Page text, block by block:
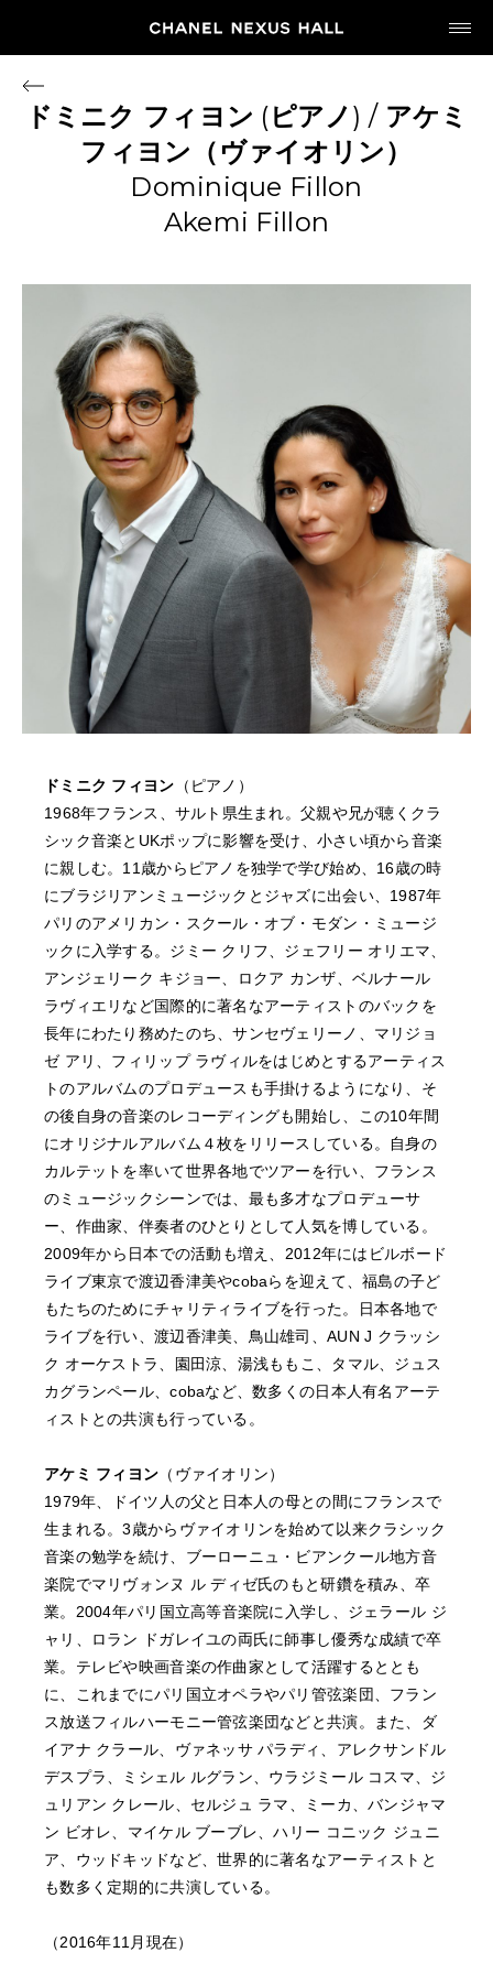
MY CHANEL NEXUS
PROGRAM
ARCHIVE
NEWS
FEATURED
ABOUT US
ドミニク フィヨン (ピアノ) / アケミ
フィヨン（ヴァイオリン）
Dominique Fillon
Akemi Fillon
ドミニク フィヨン （ピアノ）
1968年フランス、サルト県生まれ。父親や兄が聴くクラ
シック音楽とUKポップに影響を受け、小さい頃から音楽
に親しむ。11歳からピアノを独学で学び始め、16歳の時
にブラジリアンミュージックとジャズに出会い、1987年
パリのアメリカン・スクール・オブ・モダン・ミュージ
ックに入学する。ジミー クリフ、ジェフリー オリエマ、
アンジェリーク キジョー、ロクア カンザ、ベルナール
ラヴィエリなど国際的に著名なアーティストのバックを
長年にわたり務めたのち、サンセヴェリーノ、マリジョ
ゼ アリ、フィリップ ラヴィルをはじめとするアーティス
トのアルバムのプロデュースも手掛けるようになり、そ
の後自身の音楽のレコーディングも開始し、この10年間
にオリジナルアルバム４枚をリリースしている。自身の
カルテットを率いて世界各地でツアーを行い、フランス
のミュージックシーンでは、最も多才なプロデューサ
ー、作曲家、伴奏者のひとりとして人気を博している。
2009年から日本での活動も増え、2012年にはビルボード
ライブ東京で渡辺香津美やcobaらを迎えて、福島の子ど
もたちのためにチャリティライブを行った。日本各地で
ライブを行い、渡辺香津美、鳥山雄司、AUN J クラッシ
ク オーケストラ、園田涼、湯浅ももこ、タマル、ジュス
カグランペール、cobaなど、数多くの日本人有名アーテ
ィストとの共演も行っている。
アケミ フィヨン （ヴァイオリン）
1979年、ドイツ人の父と日本人の母との間にフランスで
生まれる。3歳からヴァイオリンを始めて以来クラシック
音楽の勉学を続け、ブーローニュ・ビアンクール地方音
楽院でマリヴォンヌ ル ディゼ氏のもと研鑽を積み、卒
業。2004年パリ国立高等音楽院に入学し、ジェラール ジ
ャリ、ロラン ドガレイユの両氏に師事し優秀な成績で卒
業。テレビや映画音楽の作曲家として活躍するととも
に、これまでにパリ国立オペラやパリ管弦楽団、フラン
ス放送フィルハーモニー管弦楽団などと共演。また、ダ
イアナ クラール、ヴァネッサ パラディ、アレクサンドル
デスプラ、ミシェル ルグラン、ウラジミール コスマ、ジ
ュリアン クレール、セルジュ ラマ、ミーカ、バンジャマ
ン ビオレ、マイケル ブーブレ、ハリー コニック ジュニ
ア、ウッドキッドなど、世界的に著名なアーティストと
も数多く定期的に共演している。
（2016年11月現在）